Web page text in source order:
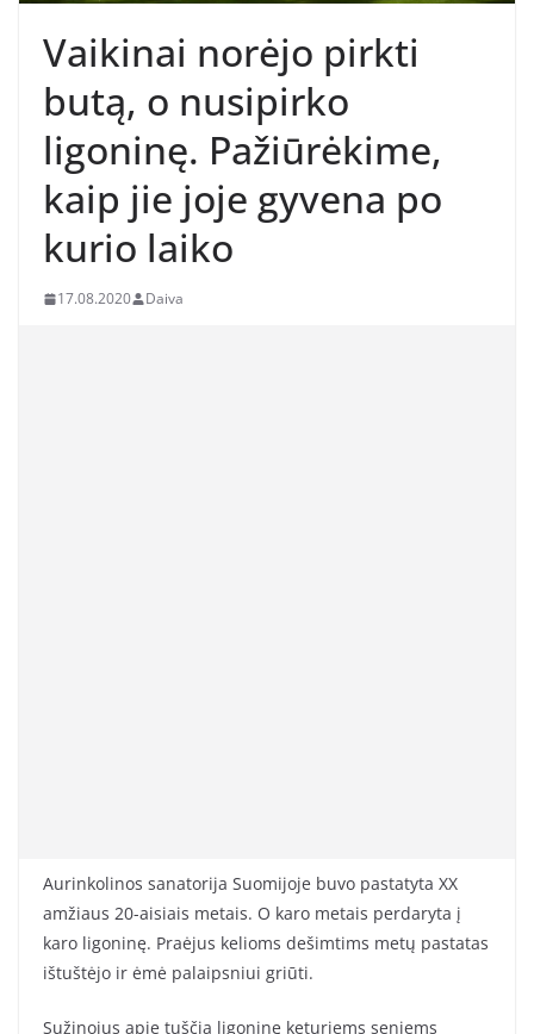
Vaikinai norėjo pirkti
butą, o nusipirko
ligoninę. Pažiūrėkime,
kaip jie joje gyvena po
kurio laiko
17.08.2020 Daiva
Aurinkolinos sanatorija Suomijoje buvo pastatyta XX
amžiaus 20-aisiais metais. O karo metais perdaryta į
karo ligoninę. Praėjus kelioms dešimtims metų pastatas
ištuštėjo ir ėmė palaipsniui griūti.
Sužinojus apie tuščią ligoninę keturiems seniems